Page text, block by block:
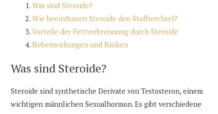
Was sind Steroide?
Wie beeinflussen Steroide den Stoffwechsel?
Vorteile der Fettverbrennung durch Steroide
Nebenwirkungen und Risiken
Was sind Steroide?
Steroide sind synthetische Derivate von Testosteron, einem
wichtigen männlichen Sexualhormon. Es gibt verschiedene